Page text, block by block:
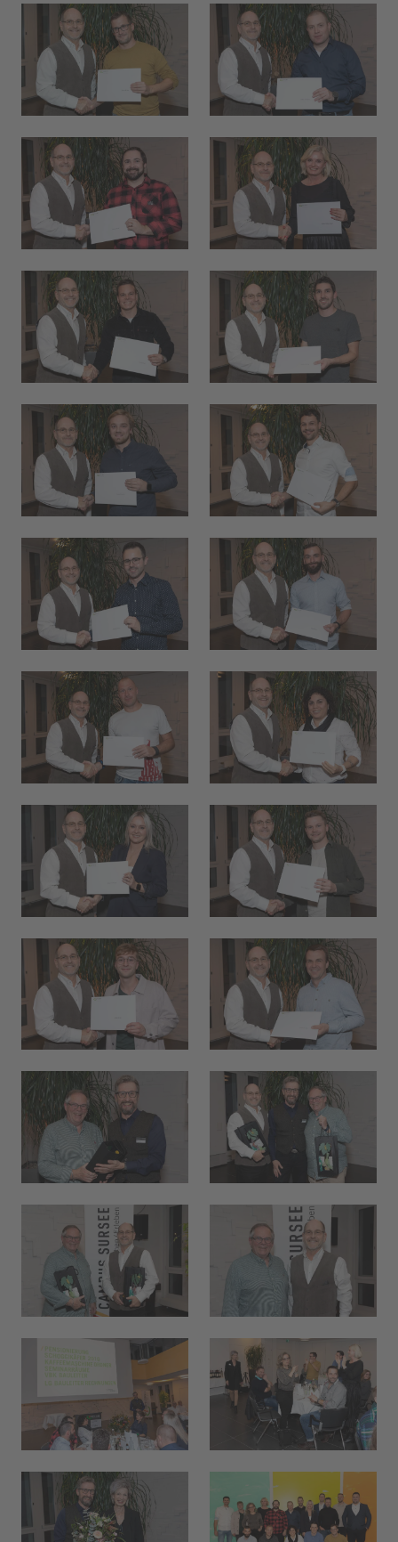
Hallo, ich bin Bob!
Dein Assistent für Bildung, Hotellerie,
Sport und alles rund um den CAMPUS
SURSEE.
MITTAGSMENÜ · MERCATO
Vegi Pasta mit Pesto Rosso
17.60
Selbstwahl
Menu 2
Blätterteig Pastetli 17.60
ÖFFNUNGSZEITEN
Réception
Mercato bis 21:00
Piazza Mo 07:00
Restaurant Baulüüt ab 17:00
Sportarena ab 16:00
Jugendbeiz G10 morgen 19:00